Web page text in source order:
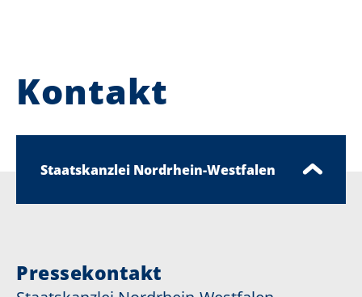
Kontakt
Staatskanzlei Nordrhein-Westfalen
Pressekontakt